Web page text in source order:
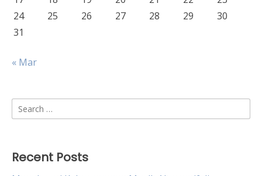
24
25 26 27 28 29
30
31
« Mar
Search
for:
Recent Posts